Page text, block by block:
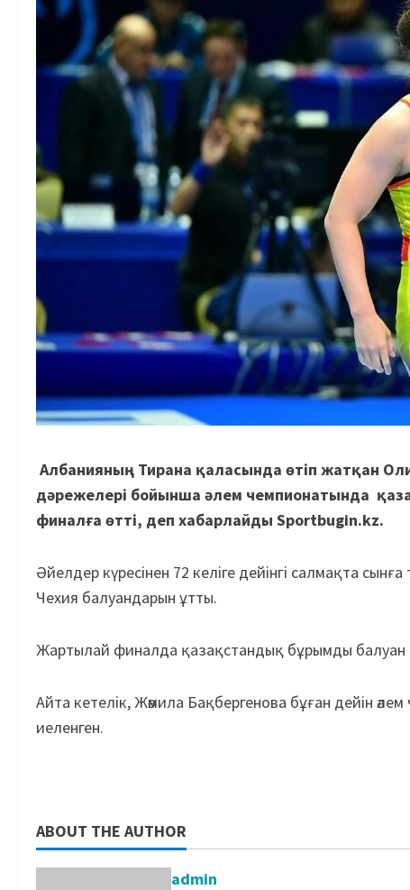
Албанияның Тирана қаласында өтіп жатқан
дәрежелері бойынша әлем чемпионатында
финалға өтті, деп хабарлайды Sportbugin.kz.
Әйелдер күресінен 72 келіге дейінгі салмақта
Чехия балуандарын ұтты.
Жартылай финалда қазақстандық бұрымды
Айта кетелік, Жәмила Бақбергенова бұған дейін
иеленген.
ABOUT THE AUTHOR
admin